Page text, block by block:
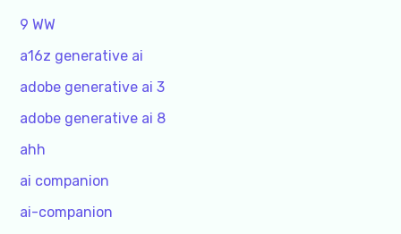
9 WW
a16z generative ai
adobe generative ai 3
adobe generative ai 8
ahh
ai companion
ai-companion